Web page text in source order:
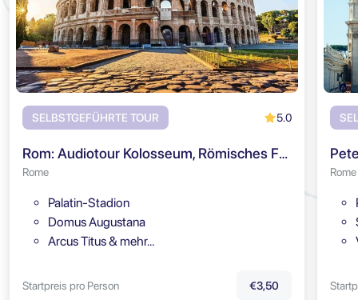
SELBSTGEFÜHRTE TOUR 5.0
Rom: Audiotour Kolosseum, Römisches Forum & Palatin
Rome
Palatin-Stadion
Domus Augustana
Arcus Titus & mehr…
Startpreis pro Person €3,50
Rome